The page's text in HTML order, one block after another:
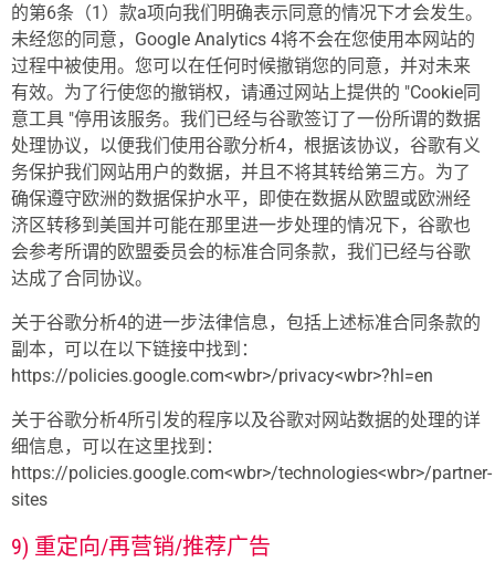
的第6条（1）款a项向我们明确表示同意的情况下才会发生。
未经您的同意，Google Analytics 4将不会在您使用本网站的
过程中被使用。您可以在任何时候撤销您的同意，并对未来
有效。为了行使您的撤销权，请通过网站上提供的 "Cookie同
意工具 "停用该服务。我们已经与谷歌签订了一份所谓的数据
处理协议，以便我们使用谷歌分析4，根据该协议，谷歌有义
务保护我们网站用户的数据，并且不将其转给第三方。为了
确保遵守欧洲的数据保护水平，即使在数据从欧盟或欧洲经
济区转移到美国并可能在那里进一步处理的情况下，谷歌也
会参考所谓的欧盟委员会的标准合同条款，我们已经与谷歌
达成了合同协议。
关于谷歌分析4的进一步法律信息，包括上述标准合同条款的
副本，可以在以下链接中找到：
https://policies.google.com<wbr>/privacy<wbr>?hl=en
关于谷歌分析4所引发的程序以及谷歌对网站数据的处理的详
细信息，可以在这里找到：
https://policies.google.com<wbr>/technologies<wbr>/partner-
sites
9) 重定向/再营销/推荐广告